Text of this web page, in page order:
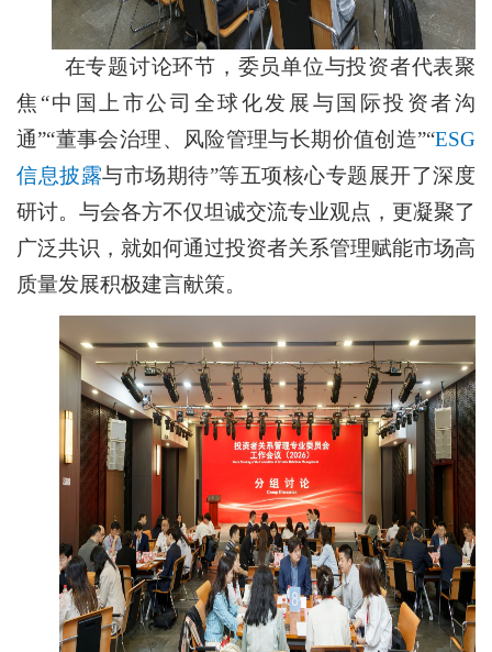
在专题讨论环节，委员单位与投资者代表聚
焦“中国上市公司全球化发展与国际投资者沟
通”“董事会治理、风险管理与长期价值创造”“ESG
信息披露与市场期待”等五项核心专题展开了深度
研讨。与会各方不仅坦诚交流专业观点，更凝聚了
广泛共识，就如何通过投资者关系管理赋能市场高
质量发展积极建言献策。